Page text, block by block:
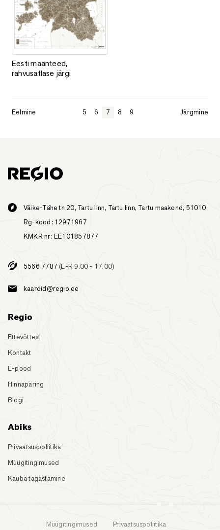
Eesti maanteed, rahvusatlase järgi
Eesti maanteed,
rahvusatlase järgi
Eelmine 5 6 7 8 9 Järgmine
Väike-Tähe tn 20, Tartu linn, Tartu linn, Tartu maakond, 51010
Rg-kood: 12971967
KMKR nr: EE101857877
5566 7787 (E-R 9.00 - 17.00)
kaardid@regio.ee
Regio
Ettevõttest
Kontakt
E-pood
Hinnapäring
Blogi
Abiks
Privaatsuspoliitika
Müügitingimused
Kauba tagastamine
Müügitingimused Privaatsuspoliitika